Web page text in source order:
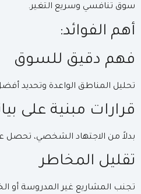
سوق تنافسي وسريع التغير.
أهم الفوائد:
فهم دقيق للسوق
تحليل المناطق الواعدة وتحديد
قرارات مبنية على
بدلاً من الاجتهاد الشخصي، تحصل
تقليل المخاطر
تجنب المشاريع غير المدروسة أو